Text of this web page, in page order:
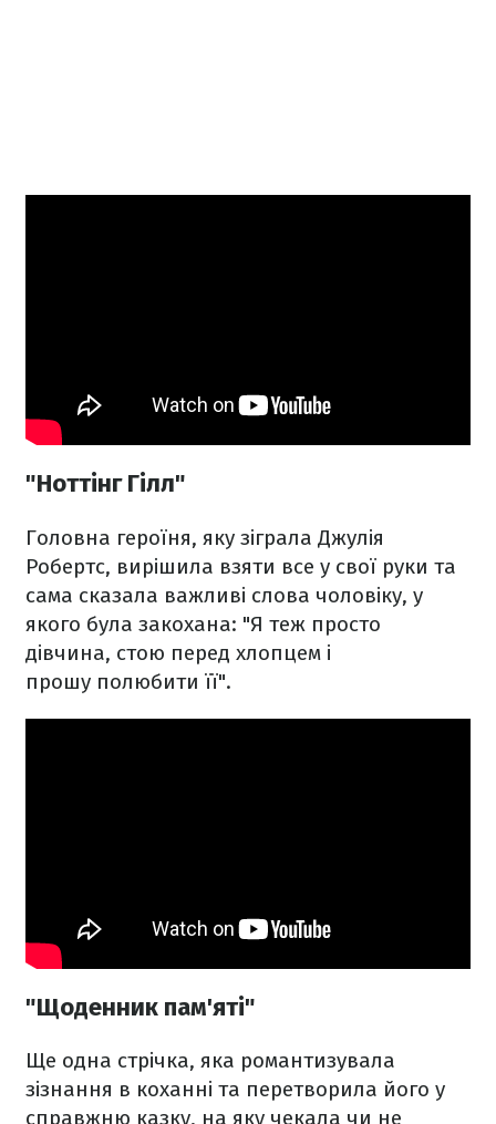
"Ноттінг Гілл"
Головна героїня, яку зіграла Джулія
Робертс, вирішила взяти все у свої руки та
сама сказала важливі слова чоловіку, у
якого була закохана: "Я теж просто
дівчина, стою перед хлопцем і
прошу полюбити її".
"Щоденник пам'яті"
Ще одна стрічка, яка романтизувала
зізнання в коханні та перетворила його у
справжню казку, на яку чекала чи не